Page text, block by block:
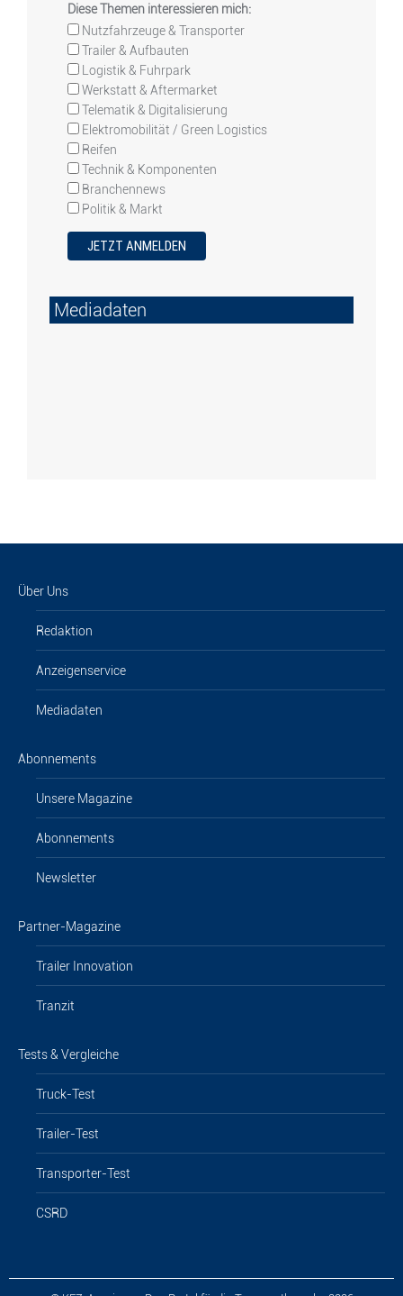
Diese Themen interessieren mich:
Nutzfahrzeuge & Transporter
Trailer & Aufbauten
Logistik & Fuhrpark
Werkstatt & Aftermarket
Telematik & Digitalisierung
Elektromobilität / Green Logistics
Reifen
Technik & Komponenten
Branchennews
Politik & Markt
Mediadaten
Über Uns
Redaktion
Anzeigenservice
Mediadaten
Abonnements
Unsere Magazine
Abonnements
Newsletter
Partner-Magazine
Trailer Innovation
Tranzit
Tests & Vergleiche
Truck-Test
Trailer-Test
Transporter-Test
CSRD